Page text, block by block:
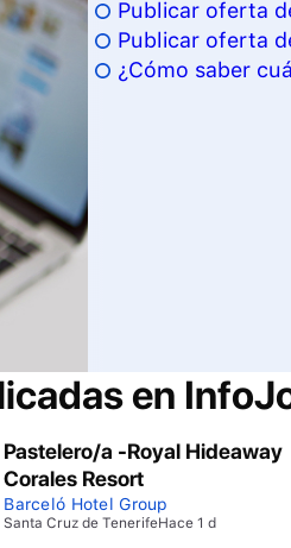
Publicar oferta
Publicar oferta
¿Cómo saber
en
Pastelero/a -Royal Hideaway
Corales Resort
Barceló Hotel Group
Santa Cruz de TenerifeHace 1 d